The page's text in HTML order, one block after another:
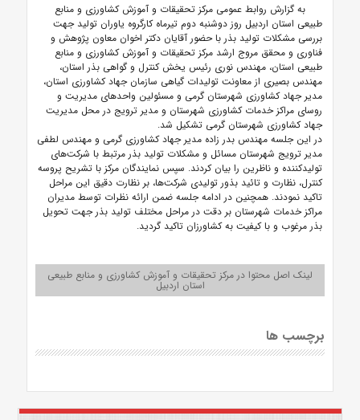
به گزارش روابط عمومی مرکز تحقیقات و آموزش کشاورزی و منابع
طبیعی استان اردبیل روز دوشنبه دوم تیرماه کارگروه یاوران تولید جهت
بررسی مشکلات تولید بذر با حضور آقایان دکتر اخوان معاون پژوهش و
فناوری و محقق مروج ارشد مرکز تحقیقات و آموزش کشاورزی و منابع
طبیعی استان، مهندس نوری رئیس یخش کنترل و گواهی بذر استان،
مهندس بصیری از معاونت تولیدات گیاهی سازمان جهاد کشاورزی استان،
مدیر جهاد کشاورزی شهرستان گرمی و مسئولین واحدهای مدیریت و
روسای مراکز خدمات کشاورزی شهرستان و مدیر ترویج در محل مدیریت
جهاد کشاورزی شهرستان گرمی تشکیل شد.
در این جلسه مهندس بدر زاده مدیر جهاد کشاورزی گرمی و مهندس لطفی
مدیر ترویج شهرستان مسائل و مشکلات تولید بذر مرتبط با شرکت‌های
تولیدکننده و ناظرین را بیان کردند. سپس نمایندگان مرکز با تشریح پروسه
کنترل، نظارت و تائید بذور تولیدی شرکت‌ها، بر نظارت دقیق این مراحل
تاکید نمودند. همچنین در ادامه جلسه ضمن ارائه نظرات توسط مدیران
مراکز خدمات شهرستان بر دقت در مراحل مختلف تولید بذر جهت تحویل
بذر مرغوب و با کیفیت به کشاورزان تاکید گردید.
لینک اصل محتوا در مرکز تحقیقات و آموزش کشاورزی و منابع طبیعی
استان اردبیل
برچسب ها